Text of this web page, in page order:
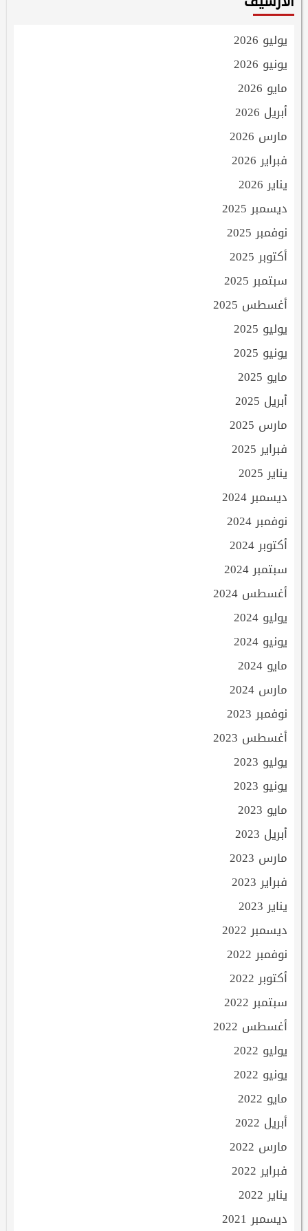
يوليو 2026
يونيو 2026
مايو 2026
أبريل 2026
مارس 2026
فبراير 2026
يناير 2026
ديسمبر 2025
نوفمبر 2025
أكتوبر 2025
سبتمبر 2025
أغسطس 2025
يوليو 2025
يونيو 2025
مايو 2025
أبريل 2025
مارس 2025
فبراير 2025
يناير 2025
ديسمبر 2024
نوفمبر 2024
أكتوبر 2024
سبتمبر 2024
أغسطس 2024
يوليو 2024
يونيو 2024
مايو 2024
مارس 2024
نوفمبر 2023
أغسطس 2023
يوليو 2023
يونيو 2023
مايو 2023
أبريل 2023
مارس 2023
فبراير 2023
يناير 2023
ديسمبر 2022
نوفمبر 2022
أكتوبر 2022
سبتمبر 2022
أغسطس 2022
يوليو 2022
يونيو 2022
مايو 2022
أبريل 2022
مارس 2022
فبراير 2022
يناير 2022
ديسمبر 2021